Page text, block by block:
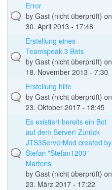
Error
by Gast (nicht überprüft) on
30. April 2013 - 17:48
Erstellung eines
Teamspeak 3 Bots
by Gast (nicht überprüft) on
18. November 2013 - 7:30
Erstellung hilfe
by Gast (nicht überprüft) on
23. Oktober 2017 - 18:45
Es existiert bereits ein Bot
auf dem Server! Zurück
JTS3ServerMod created by
Stefan "Stefan1200"
Martens
by Gast (nicht überprüft) on
23. März 2017 - 17:22